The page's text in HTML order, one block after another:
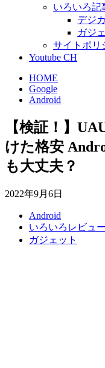
いろいろ記
デジ
ガジ
サイトポリ
Youtube CH
HOME
Google
Android
【検証！】
けた格安
も大丈夫？
2022年9月6日
Android
いろいろレビュー
ガジェット